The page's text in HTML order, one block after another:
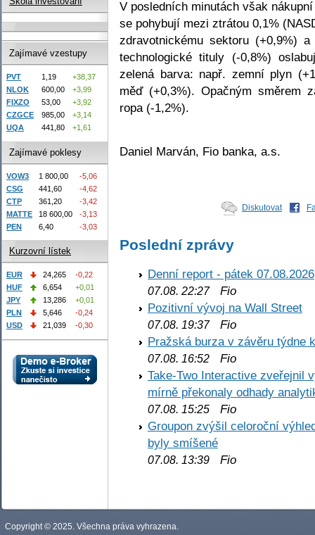
V posledních minutách však
se pohybují mezi ztrátou 0,1%
zdravotnickému sektoru (+0,9%)
technologické tituly (-0,8%)
zelená barva: např. zemní plyn
měď (+0,3%). Opačným směrem
ropa (-1,2%).
Daniel Marván, Fio banka, a.s.
Diskutovat
Poslední zprávy
Denní report - pátek 07.08.2026
07.08. 22:27Fio
Pozitivní vývoj na Wall Street
07.08. 19:37Fio
Pražská burza v závěru týdne
07.08. 16:52 Fio
Take-Two Interactive zveřejnil
mírně překonaly odhady
07.08. 15:25 Fio
Groupon zvýšil celoroční
byly smíšené
07.08. 13:39 Fio
Zajímavé vzestupy
PVT 1,19
+38,37
NLOK
600,00
+3,99
FIXZO
53,00
+3,92
CZGCE
985,00
+3,14
UQA
441,80 +1,61
Zajímavé poklesy
VOW3 1 800,00
-5,06
CSG
441,60
-4,62
CTP
361,20
-3,42
MATTE
18 600,00
-3,13
PEN
6,40 -3,03
Kurzovní lístek
EUR 24,265
-0,22
HUF
6,654
+0,01
JPY
13,286
+0,01
PLN
5,646
-0,24
USD
21,039 -0,30
Copyright © 2025. Všechna práva vyhrazena.